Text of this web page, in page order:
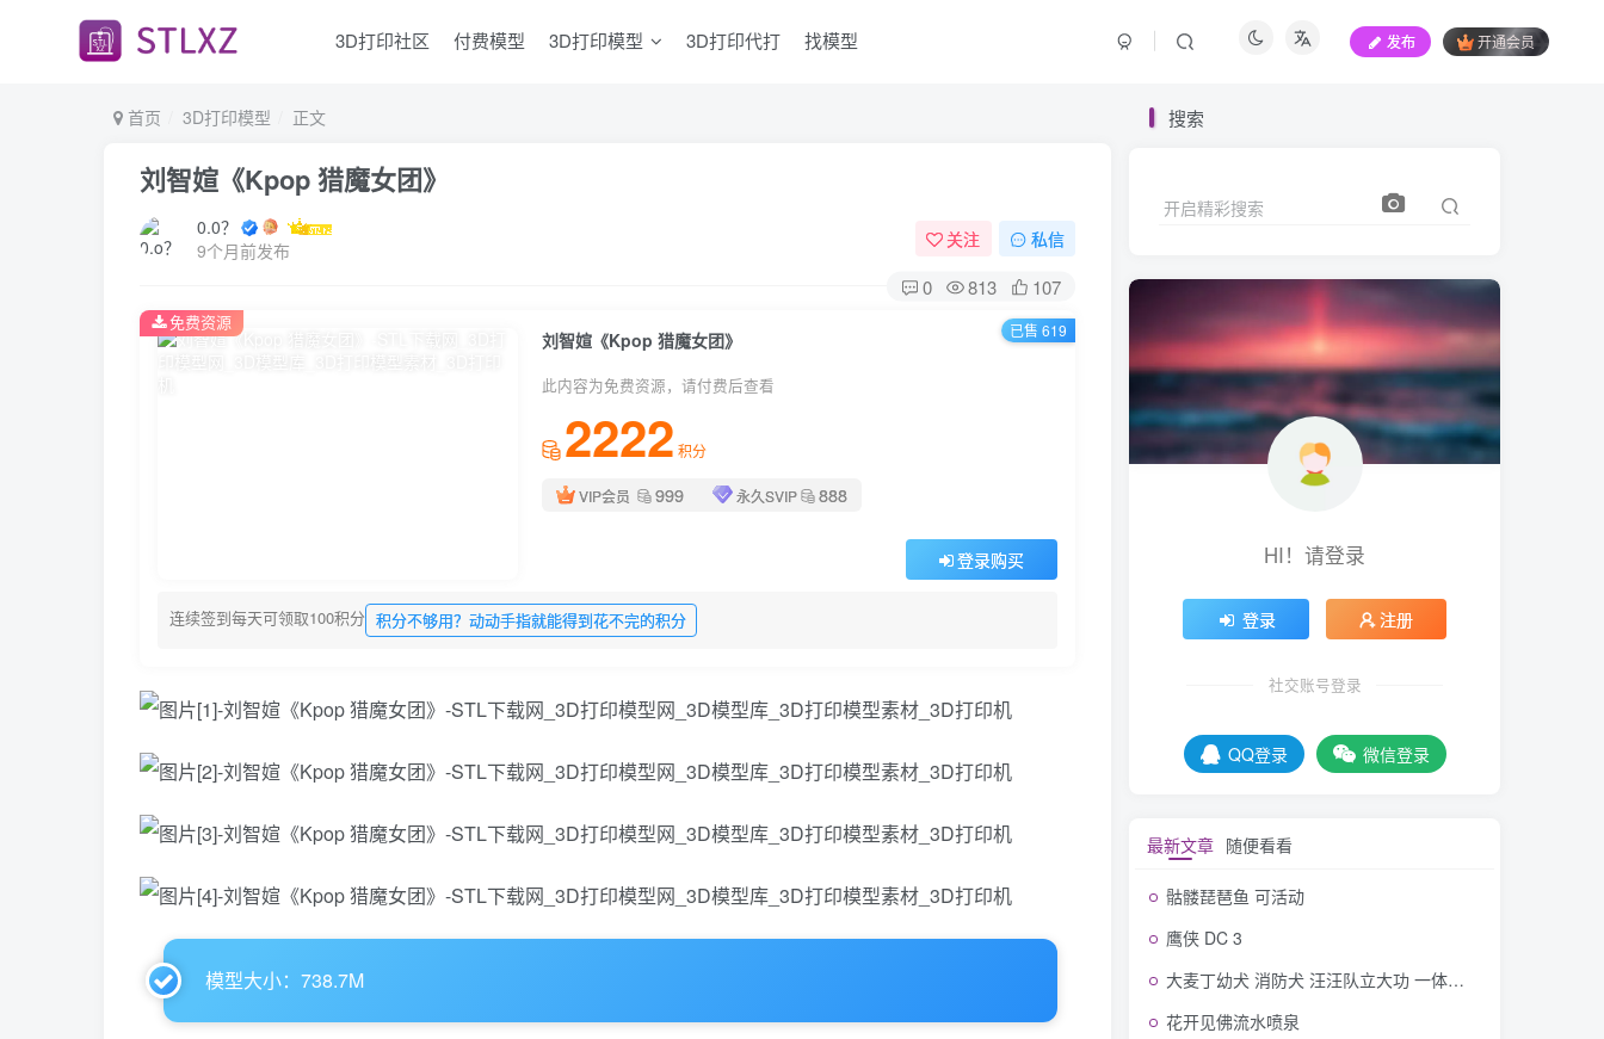
3D打印社区 付费模型 3D打印模型 3D打印代打 找模型 发布 开通会员
首页 3D打印模型 正文
刘智媗《Kpop 猎魔女团》
0.0？
9个月前发布
关注 私信
0 813 107
刘智媗《Kpop 猎魔女团》
此内容为免费资源，请付费后查看
2222 积分
VIP会员 999 永久SVIP 888
登录购买
连续签到每天可领取100积分 积分不够用？动动手指就能得到花不完的积分
免费资源 已售 619
模型大小：738.7M
搜索
开启精彩搜索
HI！请登录
登录 注册
社交账号登录
QQ登录 微信登录
最新文章 随便看看
骷髅琵琶鱼 可活动
鹰侠 DC 3
大麦丁幼犬 消防犬 汪汪队立大功 一体打印可活动
花开见佛流水喷泉